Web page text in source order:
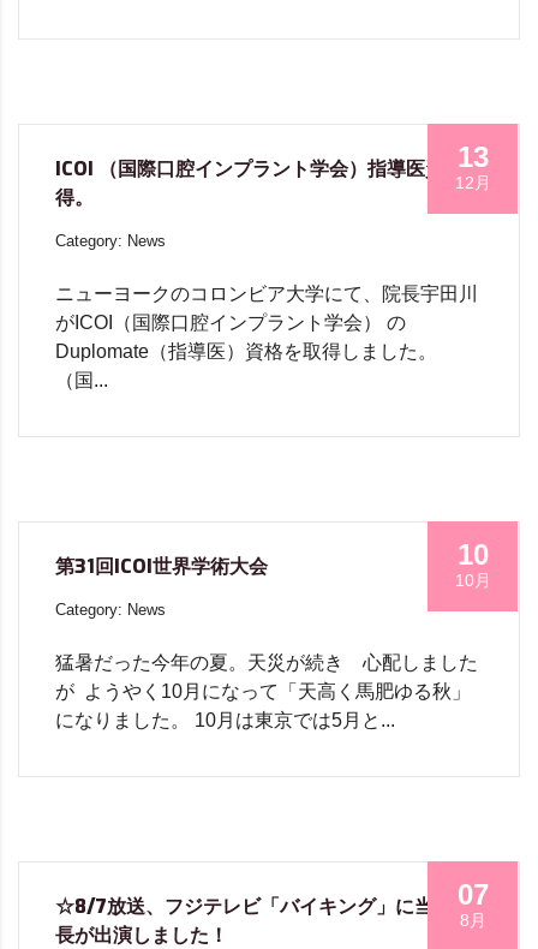
13
12月
ICOI （国際口腔インプラント学会）指導医資格取
得。
Category: News
ニューヨークのコロンビア大学にて、院長宇田川
がICOI（国際口腔インプラント学会） の
Duplomate（指導医）資格を取得しました。
（国...
10
10月
第31回ICOI世界学術大会
Category: News
猛暑だった今年の夏。天災が続き 心配しました
が ようやく10月になって「天高く馬肥ゆる秋」
になりました。 10月は東京では5月と...
07
8月
☆8/7放送、フジテレビ「バイキング」に当院院
長が出演しました！